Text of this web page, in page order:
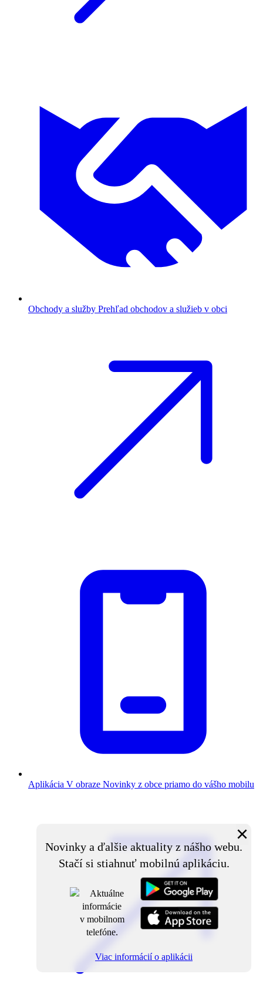
Obchody a služby Prehľad obchodov a služieb v obci
Aplikácia V obraze Novinky z obce priamo do vášho mobilu
Novinky a ďalšie aktuality z nášho webu.
Stačí si stiahnuť mobilnú aplikáciu.
×
Viac informácií o aplikácii